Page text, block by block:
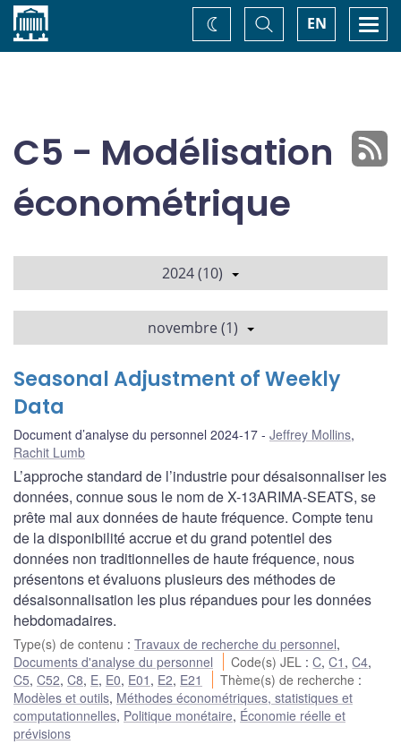
Accueil EN
Basculer
la
recherche
Changez
de
C5 - Modélisation
économétrique
2024 (10)
novembre (1)
Seasonal Adjustment of Weekly
Data
Document d’analyse du personnel 2024-17 Jeffrey Mollins,
Rachit Lumb
L’approche standard de l’industrie pour désaisonnaliser les
données, connue sous le nom de X-13ARIMA-SEATS, se
prête mal aux données de haute fréquence. Compte tenu
de la disponibilité accrue et du grand potentiel des
données non traditionnelles de haute fréquence, nous
présentons et évaluons plusieurs des méthodes de
désaisonnalisation les plus répandues pour les données
hebdomadaires.
Type(s) de contenu : Travaux de recherche du personnel,
Documents d'analyse du personnel
Code(s) JEL :C,C1 ,C4,
C5, C52, C8, E, E0, E01 , E2, E21 Thème(s) de recherche :
Modèles et outils, Méthodes économétriques, statistiques et
computationnelles, Politique monétaire, Économie réelle et
prévisions